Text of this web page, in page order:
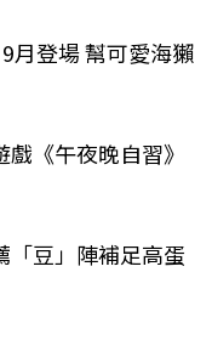
月登場 幫可愛海獺
《午夜晚自習》
「豆」陣補足高蛋